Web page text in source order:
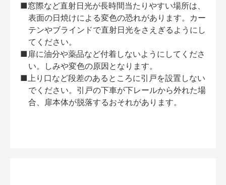
■窓際など直射日光が長時間当たりやすい場所は、
表面の日焼けによる変色の恐れがあります。カー
テンやブラインドで直射日光をさえぎるようにし
てください。
■扉に油分や薬品など付着しないようにしてくださ
い。しみや変色の原因となります。
■上り口など段差のあるところに引戸を設置しない
でください。引戸の下車が下レールから外れた場
合、扉本体が脱落するおそれがあります。